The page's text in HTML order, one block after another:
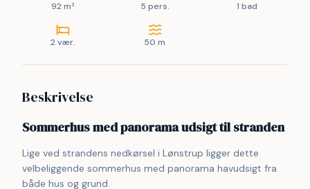
92 m² 5 pers. 1 bad
2 vær. 50 m
Beskrivelse
Sommerhus med panorama udsigt til stranden
Lige ved strandens nedkørsel i Lønstrup ligger dette
velbeliggende sommerhus med panorama havudsigt fra
både hus og grund.